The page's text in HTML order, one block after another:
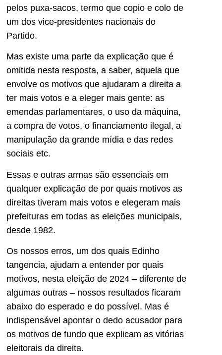
pelos puxa-sacos, termo que copio e colo de
um dos vice-presidentes nacionais do
Partido.
Mas existe uma parte da explicação que é
omitida nesta resposta, a saber, aquela que
envolve os motivos que ajudaram a direita a
ter mais votos e a eleger mais gente: as
emendas parlamentares, o uso da máquina,
a compra de votos, o financiamento ilegal, a
manipulação da grande mídia e das redes
sociais etc.
Essas e outras armas são essenciais em
qualquer explicação de por quais motivos as
direitas tiveram mais votos e elegeram mais
prefeituras em todas as eleições municipais,
desde 1982.
Os nossos erros, um dos quais Edinho
tangencia, ajudam a entender por quais
motivos, nesta eleição de 2024 – diferente de
algumas outras – nossos resultados ficaram
abaixo do esperado e do possível. Mas é
indispensável apontar o dedo acusador para
os motivos de fundo que explicam as vitórias
eleitorais da direita.